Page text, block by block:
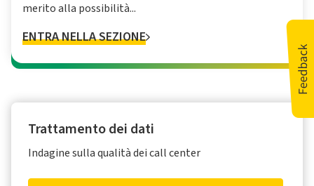
merito alla possibilità...
ENTRA NELLA SEZIONE
Trattamento dei dati
Indagine sulla qualità dei call center